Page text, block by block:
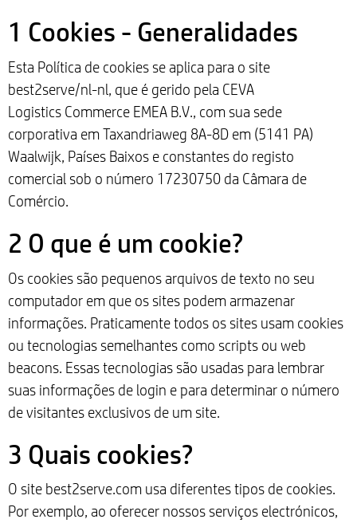
1 Cookies - Generalidades
Esta Política de cookies se aplica para o site
best2serve/nl-nl, que é gerido pela CEVA
Logistics Commerce EMEA B.V., com sua sede
corporativa em Taxandriaweg 8A-8D em (5141 PA)
Waalwijk, Países Baixos e constantes do registo
comercial sob o número 17230750 da Câmara de
Comércio.
2 O que é um cookie?
Os cookies são pequenos arquivos de texto no seu
computador em que os sites podem armazenar
informações. Praticamente todos os sites usam cookies
ou tecnologias semelhantes como scripts ou web
beacons. Essas tecnologias são usadas para lembrar
suas informações de login e para determinar o número
de visitantes exclusivos de um site.
3 Quais cookies?
O site best2serve.com usa diferentes tipos de cookies.
Por exemplo, ao oferecer nossos serviços electrónicos,